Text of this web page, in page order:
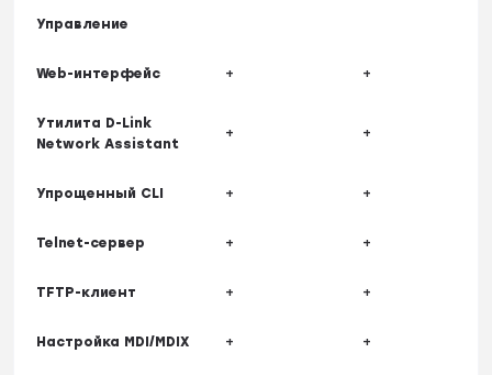
Управление
Web-интерфейс + +
Утилита D-Link
Network Assistant
+ +
Упрощенный CLI + +
Telnet-сервер + +
TFTP-клиент + +
Настройка MDI/MDIX + +